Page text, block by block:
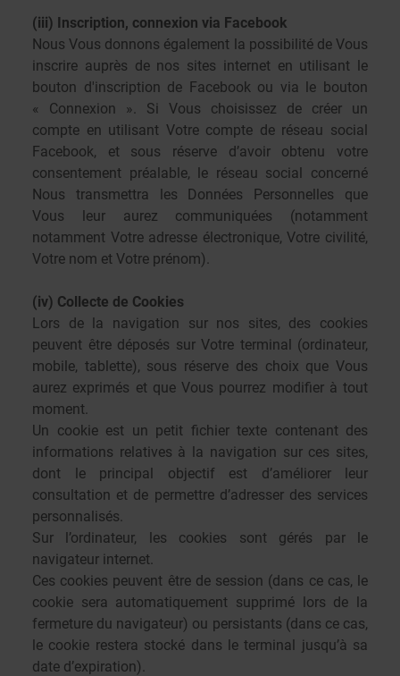
(iii) Inscription, connexion via Facebook
Nous Vous donnons également la possibilité de Vous
inscrire auprès de nos sites internet en utilisant le
bouton d'inscription de Facebook ou via le bouton
« Connexion ». Si Vous choisissez de créer un
compte en utilisant Votre compte de réseau social
Facebook, et sous réserve d’avoir obtenu votre
consentement préalable, le réseau social concerné
Nous transmettra les Données Personnelles que
Vous leur aurez communiquées (notamment
notamment Votre adresse électronique, Votre civilité,
Votre nom et Votre prénom).
(iv) Collecte de Cookies
Lors de la navigation sur nos sites, des cookies
peuvent être déposés sur Votre terminal (ordinateur,
mobile, tablette), sous réserve des choix que Vous
aurez exprimés et que Vous pourrez modifier à tout
moment.
Un cookie est un petit fichier texte contenant des
informations relatives à la navigation sur ces sites,
dont le principal objectif est d’améliorer leur
consultation et de permettre d’adresser des services
personnalisés.
Sur l’ordinateur, les cookies sont gérés par le
navigateur internet.
Ces cookies peuvent être de session (dans ce cas, le
cookie sera automatiquement supprimé lors de la
fermeture du navigateur) ou persistants (dans ce cas,
le cookie restera stocké dans le terminal jusqu’à sa
date d’expiration).